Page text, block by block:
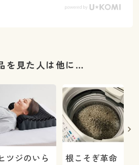
を見た人は他に…
ヒツジのいら
根こそぎ革命